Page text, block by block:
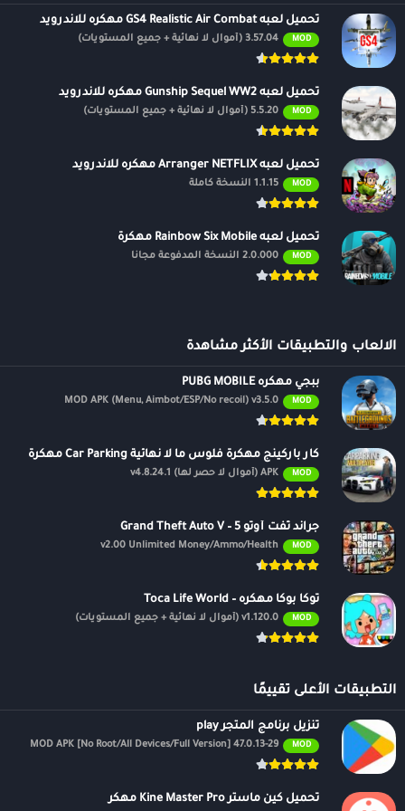
يدعم أندرويد
{4.0 و UP}
نسخة اندرويد المدعومة:-
عليل (6.0 – 6.0.1) – نوغة (7.0 – 7.1.1) – أوريو (8.0- 8.1) – Pie (9.0) – Android
10 – Android 11
العاب مهكرة ، تطبيقات اندرويدبريميوم ، مجاناً يتم مراجعة الألعاب
والبرامج وتحديثات مستمرة اول بأول على، متجر العاب مهكرة.
تحميل لعبه GS4 Realistic Air Combat مهكره للاندرويد
MOD 3.57.04 (أموال لا نهائية + جميع المستويات)
تحميل لعبه Gunship Sequel WW2 مهكره للاندرويد
MOD 5.5.20 (أموال لا نهائية + جميع المستويات)
تحميل لعبه Arranger NETFLIX مهكره للاندرويد
MOD 1.1.15 النسخة كاملة
تحميل لعبه Rainbow Six Mobile مهكرة
MOD 2.0.000 النسخة المدفوعة مجانًا
الالعاب والتطبيقات الأكثر مشاهدة
ببجي مهكره PUBG MOBILE
MOD
MOD APK (Menu, Aimbot/ESP/No recoil) v3.5.0
كار باركينج مهكرة فلوس ما لا نهائية Car Parking مهكرة
MOD APK (أموال لا حصر لها) v4.8.24.1
جراند ثفت أوتو 5 – Grand Theft Auto V
MOD
v2.00 Unlimited Money/Ammo/Health
توكا بوكا مهكره – Toca Life World
MOD v1.120.0 (أموال لا نهائية + جميع المستويات)
التطبيقات الأعلى تقييمًا
تنزيل برنامج المتجر play
MOD
47.0.13-29 MOD APK [No Root/All Devices/Full Version]
تحميل كين ماستر Kine Master Pro مهكر